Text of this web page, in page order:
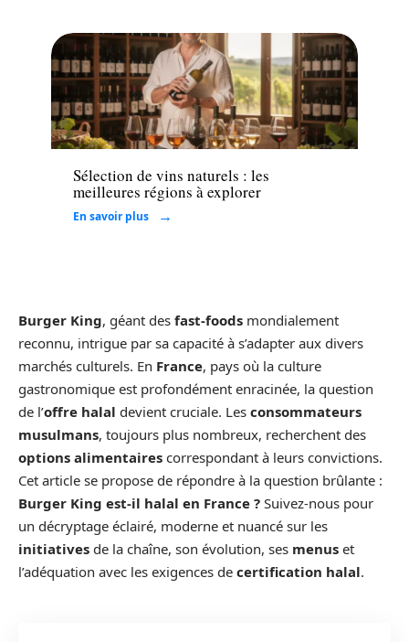
Loisirs
Sélection de vins naturels : les
meilleures régions à explorer
En savoir plus
Burger King, géant des fast-foods mondialement
reconnu, intrigue par sa capacité à s’adapter aux divers
marchés culturels. En France, pays où la culture
gastronomique est profondément enracinée, la question
de l’offre halal devient cruciale. Les consommateurs
musulmans, toujours plus nombreux, recherchent des
options alimentaires correspondant à leurs convictions.
Cet article se propose de répondre à la question brûlante :
Burger King est-il halal en France ? Suivez-nous pour
un décryptage éclairé, moderne et nuancé sur les
initiatives de la chaîne, son évolution, ses menus et
l’adéquation avec les exigences de certification halal.